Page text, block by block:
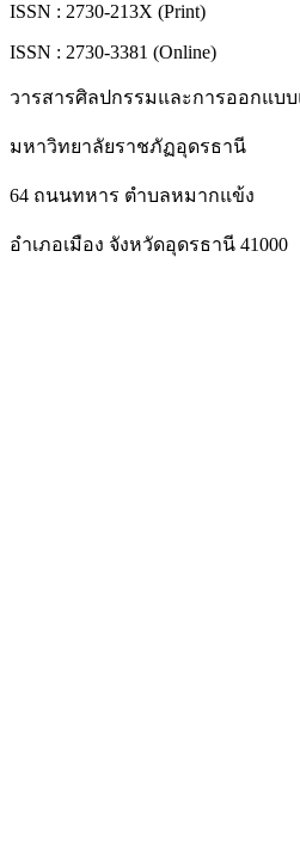
ISSN : 2730-213X (Print)
ISSN : 2730-3381 (Online)
วารสารศิลปกรรมและการออกแบบ
มหาวิทยาลัยราชภัฏอุดรธานี
64 ถนนทหาร ตำบลหมากแข้ง
อำเภอเมือง จังหวัดอุดรธานี 41000